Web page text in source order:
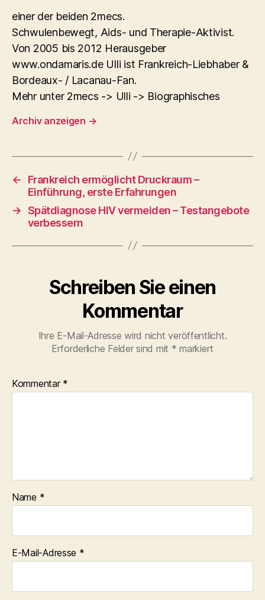
einer der beiden 2mecs.
Schwulenbewegt, Aids- und Therapie-Aktivist.
Von 2005 bis 2012 Herausgeber
www.ondamaris.de Ulli ist Frankreich-Liebhaber &
Bordeaux- / Lacanau-Fan.
Mehr unter 2mecs -> Ulli -> Biographisches
Archiv anzeigen →
←
Frankreich ermöglicht Druckraum –
Einführung, erste Erfahrungen
→ Spätdiagnose HIV vermeiden – Testangebote
verbessern
Schreiben Sie einen
Kommentar
Ihre E-Mail-Adresse wird nicht veröffentlicht.
Erforderliche Felder sind mit * markiert
Kommentar *
Name *
E-Mail-Adresse *